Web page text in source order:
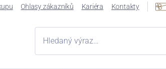
Ohlasy zákazníků Kariéra Kontakty